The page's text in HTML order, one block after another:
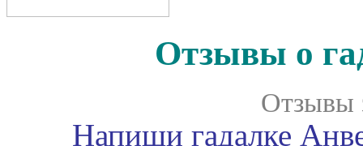
Отзывы о
Отзывы
Напиши гадалке